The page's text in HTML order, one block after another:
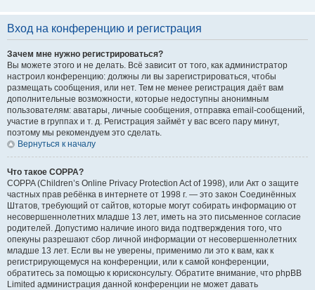
Вход на конференцию и регистрация
Зачем мне нужно регистрироваться?
Вы можете этого и не делать. Всё зависит от того, как администратор
настроил конференцию: должны ли вы зарегистрироваться, чтобы
размещать сообщения, или нет. Тем не менее регистрация даёт вам
дополнительные возможности, которые недоступны анонимным
пользователям: аватары, личные сообщения, отправка email-сообщений,
участие в группах и т. д. Регистрация займёт у вас всего пару минут,
поэтому мы рекомендуем это сделать.
Вернуться к началу
Что такое COPPA?
COPPA (Children’s Online Privacy Protection Act of 1998), или Акт о защите
частных прав ребёнка в интернете от 1998 г. — это закон Соединённых
Штатов, требующий от сайтов, которые могут собирать информацию от
несовершеннолетних младше 13 лет, иметь на это письменное согласие
родителей. Допустимо наличие иного вида подтверждения того, что
опекуны разрешают сбор личной информации от несовершеннолетних
младше 13 лет. Если вы не уверены, применимо ли это к вам, как к
регистрирующемуся на конференции, или к самой конференции,
обратитесь за помощью к юрисконсульту. Обратите внимание, что phpBB
Limited администрация данной конференции не может давать